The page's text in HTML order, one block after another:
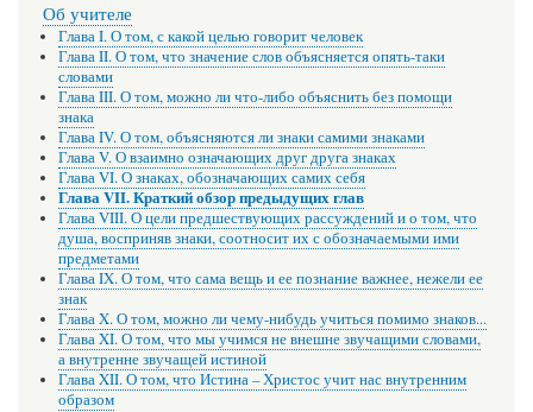
Об учителе
Глава I. О том, с какой целью говорит человек
Глава II. О том, что значение слов объясняется опять-таки
словами
Глава III. О том, можно ли что-либо объяснить без помощи
знака
Глава IV. О том, объясняются ли знаки самими знаками
Глава V. О взаимно означающих друг друга знаках
Глава VI. О знаках, обозначающих самих себя
Глава VII. Краткий обзор предыдущих глав
Глава VIII. О цели предшествующих рассуждений и о том, что
душа, восприняв знаки, соотносит их с обозначаемыми ими
предметами
Глава IX. О том, что сама вещь и ее познание важнее, нежели ее
знак
Глава X. О том, можно ли чему-нибудь учиться помимо знаков...
Глава XI. О том, что мы учимся не внешне звучащими словами,
а внутренне звучащей истиной
Глава XII. О том, что Истина – Христос учит нас внутренним
образом